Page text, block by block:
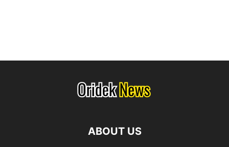
ABOUT US